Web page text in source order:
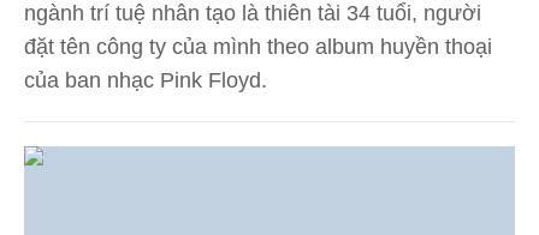
ngành trí tuệ nhân tạo là thiên tài 34 tuổi, người
đặt tên công ty của mình theo album huyền thoại
của ban nhạc Pink Floyd.